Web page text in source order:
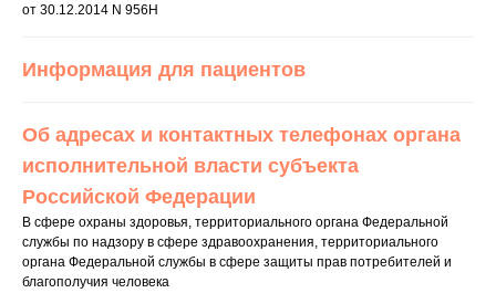
от 30.12.2014 N 956Н
Информация для пациентов
Об адресах и контактных телефонах органа
исполнительной власти субъекта
Российской Федерации
В сфере охраны здоровья, территориального органа Федеральной
службы по надзору в сфере здравоохранения, территориального
органа Федеральной службы в сфере защиты прав потребителей и
благополучия человека